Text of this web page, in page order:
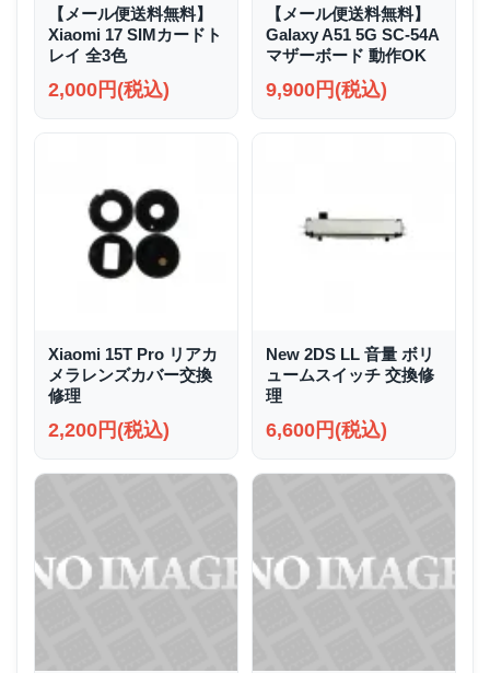
【メール便送料無料】
Xiaomi 17 SIMカードト
レイ 全3色
2,000円(税込)
【メール便送料無料】
Galaxy A51 5G SC-54A
マザーボード 動作OK
9,900円(税込)
Xiaomi 15T Pro リアカ
メラレンズカバー交換
修理
2,200円(税込)
New 2DS LL 音量 ボリ
ュームスイッチ 交換修
理
6,600円(税込)